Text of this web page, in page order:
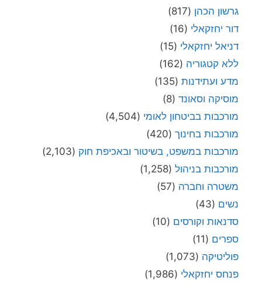
גרשון הכהן (817)
דור יחזקאלי (16)
דניאל יחזקאלי (15)
ללא קטגוריה (162)
מדע ועתידנות (135)
מוסיקה וסאונד (8)
מורכבות בביטחון לאומי (4,504)
מורכבות בחינוך (420)
מורכבות במשפט, בשיטור ובאכיפת חוק (2,103)
מורכבות בניהול (1,258)
משטרה וחברה (57)
נשים (43)
סדנאות וקורסים (10)
ספרים (11)
פוליטיקה (1,073)
פנחס יחזקאלי (1,986)